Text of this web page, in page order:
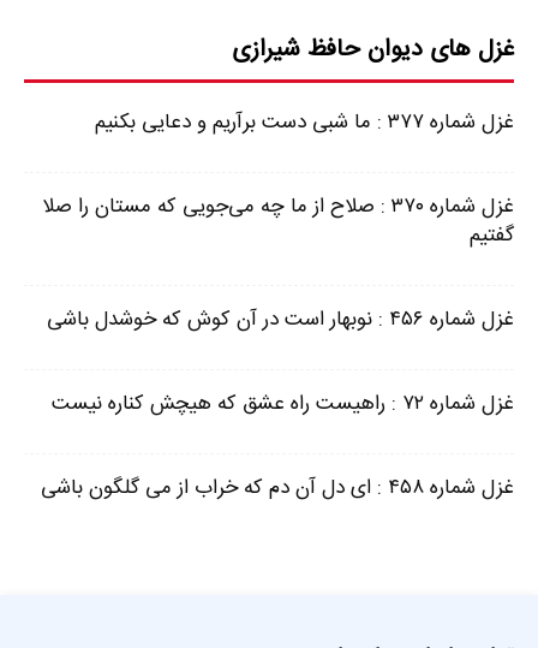
غزل های دیوان حافظ شیرازی
غزل شماره ۳۷۷ : ما شبی دست برآریم و دعایی بکنیم
غزل شماره ۳۷۰ : صلاح از ما چه می‌جویی که مستان را صلا
گفتیم
غزل شماره ۴۵۶ : نوبهار است در آن کوش که خوشدل باشی
غزل شماره ۷۲ : راهیست راه عشق که هیچش کناره نیست
غزل شماره ۴۵۸ : ای دل آن دم که خراب از می گلگون باشی